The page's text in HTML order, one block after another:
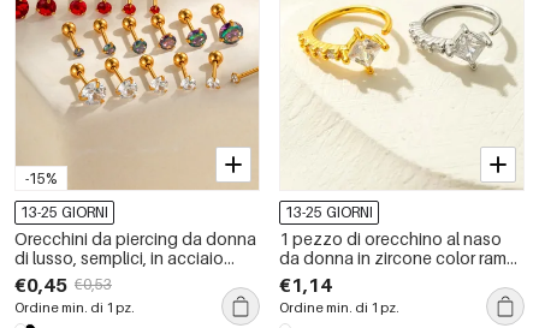
-15%
13-25 GIORNI
Orecchini da piercing da donna
di lusso, semplici, in acciaio
inossidabile color oro,
impermeabili, con zirconi e
forma geometrica semplice.
€0,45 €0,53
Ordine min. di 1 pz.
13-25 GIORNI
1 pezzo di orecchino al naso
da donna in zircone color rame
e oro quadrato
€1,14
Ordine min. di 1 pz.